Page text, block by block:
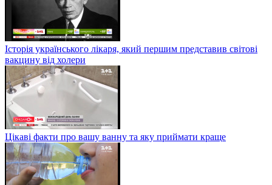
Історія українського лікаря, який першим представив світові
вакцину від холери
Цікаві факти про вашу ванну та яку приймати краще